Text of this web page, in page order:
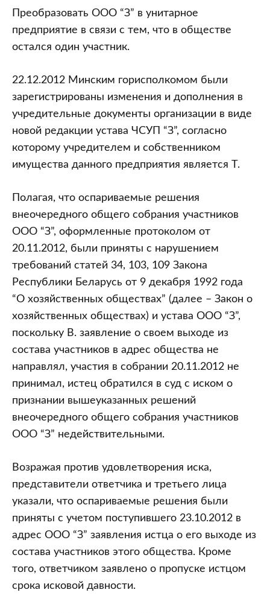
Преобразовать ООО “З” в унитарное
предприятие в связи с тем, что в обществе
остался один участник.
22.12.2012 Минским горисполкомом были
зарегистрированы изменения и дополнения в
учредительные документы организации в виде
новой редакции устава ЧСУП “З”, согласно
которому учредителем и собственником
имущества данного предприятия является Т.
Полагая, что оспариваемые решения
внеочередного общего собрания участников
ООО “З”, оформленные протоколом от
20.11.2012, были приняты с нарушением
требований статей 34, 103, 109 Закона
Республики Беларусь от 9 декабря 1992 года
“О хозяйственных обществах” (далее – Закон о
хозяйственных обществах) и устава ООО “З”,
поскольку В. заявление о своем выходе из
состава участников в адрес общества не
направлял, участия в собрании 20.11.2012 не
принимал, истец обратился в суд с иском о
признании вышеуказанных решений
внеочередного общего собрания участников
ООО “З” недействительными.
Возражая против удовлетворения иска,
представители ответчика и третьего лица
указали, что оспариваемые решения были
приняты с учетом поступившего 23.10.2012 в
адрес ООО “З” заявления истца о его выходе из
состава участников этого общества. Кроме
того, ответчиком заявлено о пропуске истцом
срока исковой давности.